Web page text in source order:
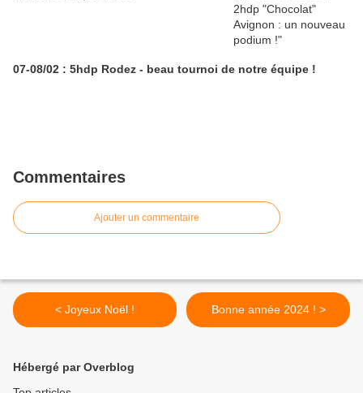
07-08/02 : 5hdp Rodez - beau tournoi de notre équipe !
Commentaires
Ajouter un commentaire
< Joyeux Noël ! Bonne année 2024 ! >
Hébergé par Overblog